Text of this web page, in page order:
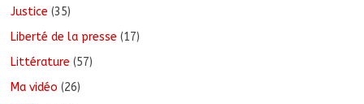
Justice (35)
Liberté de la presse (17)
Littérature (57)
Ma vidéo (26)